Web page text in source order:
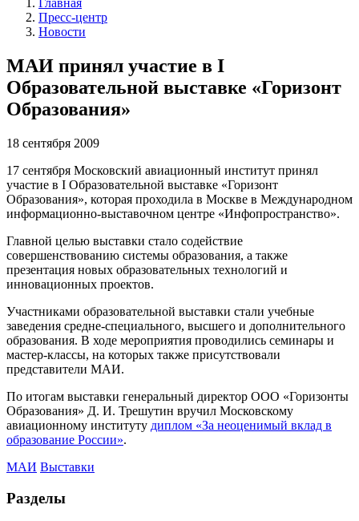
Главная
Пресс-центр
Новости
МАИ принял участие в I
Образовательной выставке «Горизонт
Образования»
18 сентября 2009
17 сентября Московский авиационный институт принял
участие в I Образовательной выставке «Горизонт
Образования», которая проходила в Москве в Международном
информационно-выставочном центре «Инфопространство».
Главной целью выставки стало содействие
совершенствованию системы образования, а также
презентация новых образовательных технологий и
инновационных проектов.
Участниками образовательной выставки стали учебные
заведения средне-специального, высшего и дополнительного
образования. В ходе мероприятия проводились семинары и
мастер-классы, на которых также присутствовали
представители МАИ.
По итогам выставки генеральный директор ООО «Горизонты
Образования» Д. И. Трешутин вручил Московскому
авиационному институту диплом «За неоценимый вклад в
образование России».
МАИ Выставки
Разделы